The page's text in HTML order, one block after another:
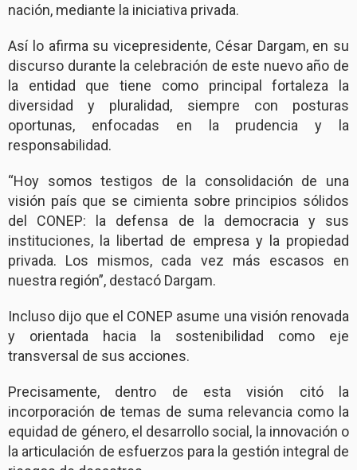
nación, mediante la iniciativa privada.
Así lo afirma su vicepresidente, César Dargam, en su
discurso durante la celebración de este nuevo año de
la entidad que tiene como principal fortaleza la
diversidad y pluralidad, siempre con posturas
oportunas, enfocadas en la prudencia y la
responsabilidad.
“Hoy somos testigos de la consolidación de una
visión país que se cimienta sobre principios sólidos
del CONEP: la defensa de la democracia y sus
instituciones, la libertad de empresa y la propiedad
privada. Los mismos, cada vez más escasos en
nuestra región”, destacó Dargam.
Incluso dijo que el CONEP asume una visión renovada
y orientada hacia la sostenibilidad como eje
transversal de sus acciones.
Precisamente, dentro de esta visión citó la
incorporación de temas de suma relevancia como la
equidad de género, el desarrollo social, la innovación o
la articulación de esfuerzos para la gestión integral de